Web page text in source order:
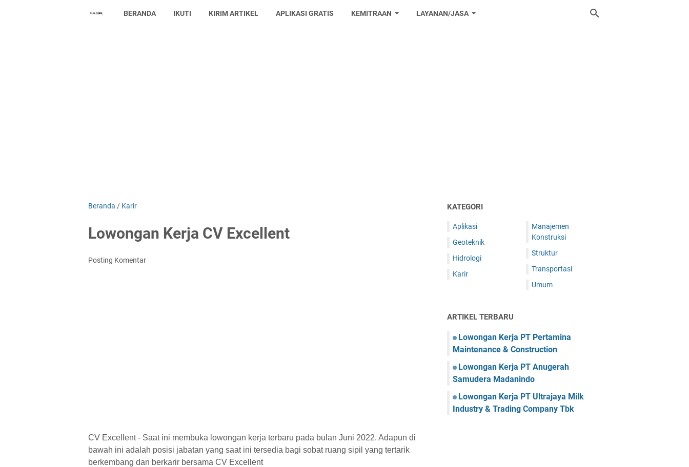
BERANDA IKUTI KIRIM ARTIKEL APLIKASI GRATIS KEMITRAAN LAYANAN/JASA
Beranda / Karir
Lowongan Kerja CV Excellent
Posting Komentar
CV Excellent - Saat ini membuka lowongan kerja terbaru pada bulan Juni 2022. Adapun di
bawah ini adalah posisi jabatan yang saat ini tersedia bagi sobat ruang sipil yang tertarik
berkembang dan berkarir bersama CV Excellent
KATEGORI
Aplikasi
Geoteknik
Hidrologi
Karir
Manajemen
Konstruksi
Struktur
Transportasi
Umum
ARTIKEL TERBARU
Lowongan Kerja PT Pertamina
Maintenance & Construction
Lowongan Kerja PT Anugerah
Samudera Madanindo
Lowongan Kerja PT Ultrajaya Milk
Industry & Trading Company Tbk